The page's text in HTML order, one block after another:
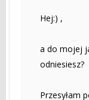
Hej:) ,
a do mojej
odniesiesz?
Przesyłam